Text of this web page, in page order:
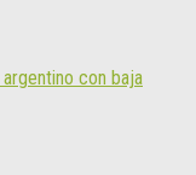
con baja